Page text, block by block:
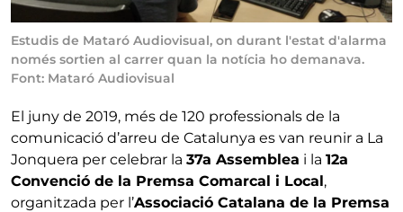
Estudis de Mataró Audiovisual, on durant l'estat d'alarma
només sortien al carrer quan la notícia ho demanava.
Font: Mataró Audiovisual
El juny de 2019, més de 120 professionals de la
comunicació d’arreu de Catalunya es van reunir a La
Jonquera per celebrar la 37a Assemblea i la 12a
Convenció de la Premsa Comarcal i Local,
organitzada per l’Associació Catalana de la Premsa